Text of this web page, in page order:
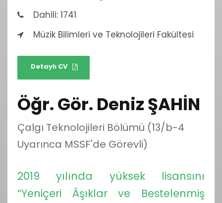
Dahili: 1741
Müzik Bilimleri ve Teknolojileri Fakültesi
Detaylı CV
Öğr. Gör. Deniz ŞAHİN
Çalgı Teknolojileri Bölümü (13/b-4
Uyarınca MSSF'de Görevli)
2019 yılında yüksek lisansını
“Yeniçeri Âşıklar ve Bestelenmiş